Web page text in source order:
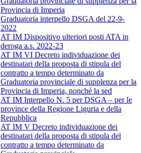
Provincia di Imperia
Graduatoria interpello DSGA del 22-9-
2022
AT IM Dispositivo ulteriori posti ATA in
deroga a.s. 2022-23
AT IM VI Decreto individuazione dei
destinatari della proposta di stipula del
contratto a tempo determinato da
Graduatoria provinciale di supplenza per la
Provincia di Imperia, nonché la sed
AT IM Interpello N. 5 per DSGA – per le
province della Regione Liguria e della
Repubblica
AT IM V Decreto individuazione dei
destinatari della proposta di stipula del
contratto a tempo determinato da